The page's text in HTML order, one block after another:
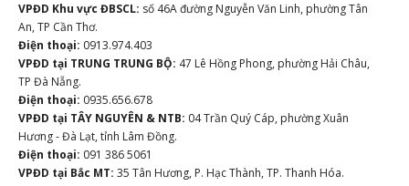
VPĐD Khu vực ĐBSCL: số 46A đường Nguyễn Văn Linh, phường Tân
An, TP Cần Thơ.
Điện thoại: 0913.974.403
VPĐD tại TRUNG TRUNG BỘ: 47 Lê Hồng Phong, phường Hải Châu,
TP Đà Nẵng.
Điện thoại: 0935.656.678
VPĐD tại TÂY NGUYÊN & NTB: 04 Trần Quý Cáp, phường Xuân
Hương - Đà Lạt, tỉnh Lâm Đồng.
Điện thoại: 091 386 5061
VPĐD tại Bắc MT: 35 Tân Hương, P. Hạc Thành, TP. Thanh Hóa.